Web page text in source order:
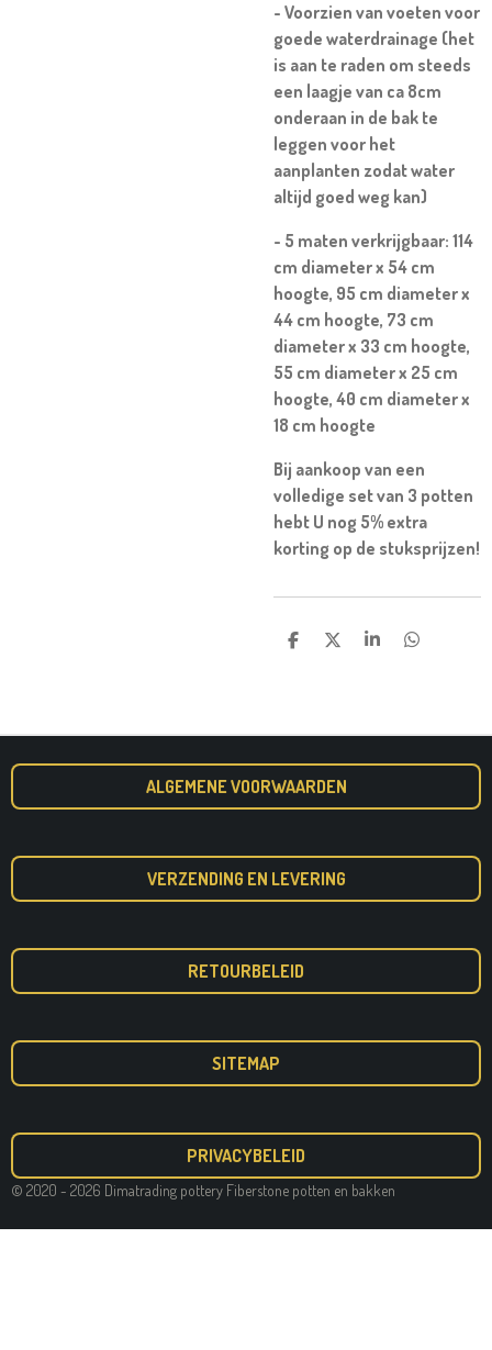
- Voorzien van voeten voor
goede waterdrainage (het
is aan te raden om steeds
een laagje van ca 8cm
onderaan in de bak te
leggen voor het
aanplanten zodat water
altijd goed weg kan)
- 5 maten verkrijgbaar: 114
cm diameter x 54 cm
hoogte, 95 cm diameter x
44 cm hoogte, 73 cm
diameter x 33 cm hoogte,
55 cm diameter x 25 cm
hoogte, 40 cm diameter x
18 cm hoogte
Bij aankoop van een
volledige set van 3 potten
hebt U nog 5% extra
korting op de stuksprijzen!
D
D
S
D
ALGEMENE VOORWAARDEN
VERZENDING EN LEVERING
RETOURBELEID
SITEMAP
PRIVACYBELEID
© 2020 - 2026 Dimatrading pottery Fiberstone potten en bakken